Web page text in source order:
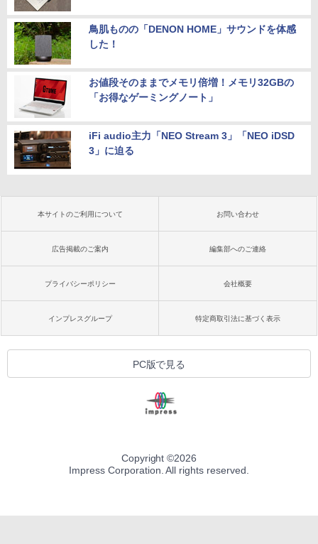
鳥肌ものの「DENON HOME」サウンドを体感
した！
お値段そのままでメモリ倍増！メモリ32GBの
「お得なゲーミングノート」
iFi audio主力「NEO Stream 3」「NEO iDSD
3」に迫る
本サイトのご利用について お問い合わせ
広告掲載のご案内 編集部へのご連絡
プライバシーポリシー 会社概要
インプレスグループ 特定商取引法に基づく表示
PC版で見る
Copyright ©2026
Impress Corporation. All rights reserved.